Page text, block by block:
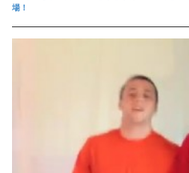
場！